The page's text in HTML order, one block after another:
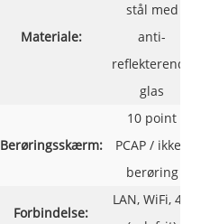
Materiale:
stål med
anti-
reflekterende
glas
Berøringsskærm:
10 point
PCAP / ikke -
berøring
Forbindelse:
LAN, WiFi, 4G